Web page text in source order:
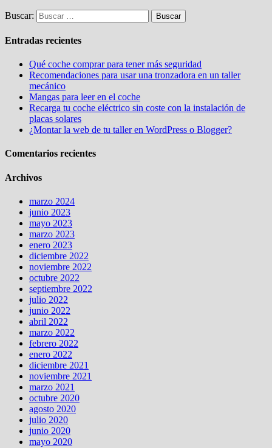
Buscar:
Entradas recientes
Qué coche comprar para tener más seguridad
Recomendaciones para usar una tronzadora en un taller
mecánico
Mangas para leer en el coche
Recarga tu coche eléctrico sin coste con la instalación de
placas solares
¿Montar la web de tu taller en WordPress o Blogger?
Comentarios recientes
Archivos
marzo 2024
junio 2023
mayo 2023
marzo 2023
enero 2023
diciembre 2022
noviembre 2022
octubre 2022
septiembre 2022
julio 2022
junio 2022
abril 2022
marzo 2022
febrero 2022
enero 2022
diciembre 2021
noviembre 2021
marzo 2021
octubre 2020
agosto 2020
julio 2020
junio 2020
mayo 2020